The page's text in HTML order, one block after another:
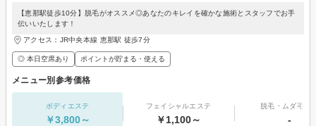
【恵那駅徒歩10分】脱毛がオススメ◎あなたのキレイを確かな施術とスタッフでお手
伝いいたします！
アクセス：JR中央本線 恵那駅 徒歩7分
◎ 本日空席あり ポイントが貯まる・使える
メニュー別参考価格
ボディエステ
￥3,800～
フェイシャルエステ
￥1,100～
脱毛・ムダ毛処
-